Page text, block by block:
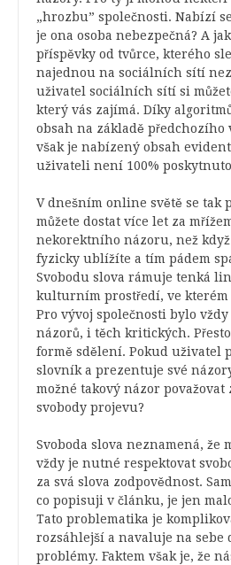
„hrozbu” společnosti. Nabízí
je ona osoba nebezpečná? A
příspěvky od tvůrce, kterého
najednou na sociálních sítí
uživatel sociálních sítí si
který vás zajímá. Díky
obsah na základě předchozího
však je nabízený obsah
uživateli není 100%
V dnešním online světě se tak
můžete dostat více let za
nekorektního názoru, než
fyzicky ublížíte a tím pádem
Svobodu slova rámuje tenká
kulturním prostředí, ve kterém
Pro vývoj společnosti bylo
názorů, i těch kritických.
formě sdělení. Pokud uživatel
slovník a prezentuje své
možné takový názor
svobody projevu?
Svoboda slova neznamená, že
vždy je nutné respektovat
za svá slova zodpovědnost.
co popisuji v článku, je jen
Tato problematika je
rozsáhlejší a navaluje na sebe
problémy. Faktem však je, že